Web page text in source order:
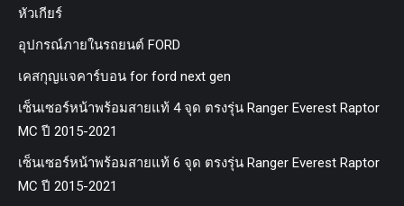
หัวเกียร์
อุปกรณ์ภายในรถยนต์ FORD
เคสกุญแจคาร์บอน for ford next gen
เซ็นเซอร์หน้าพร้อมสายแท้ 4 จุด ตรงรุ่น Ranger Everest Raptor
MC ปี 2015-2021
เซ็นเซอร์หน้าพร้อมสายแท้ 6 จุด ตรงรุ่น Ranger Everest Raptor
MC ปี 2015-2021